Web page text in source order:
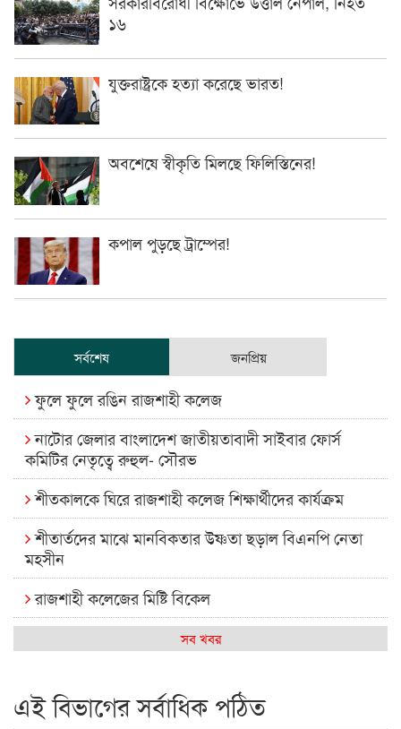
১৬
যুক্তরাষ্ট্রকে হত্যা করেছে ভারত!
অবশেষে স্বীকৃতি মিলছে ফিলিস্তিনের!
কপাল পুড়ছে ট্রাম্পের!
সর্বশেষ জনপ্রিয়
ফুলে ফুলে রঙিন রাজশাহী কলেজ
নাটোর জেলার বাংলাদেশ জাতীয়তাবাদী সাইবার ফোর্স
কমিটির নেতৃত্বে রুহুল- সৌরভ
শীতকালকে ঘিরে রাজশাহী কলেজ শিক্ষার্থীদের কার্যক্রম
শীতার্তদের মাঝে মানবিকতার উষ্ণতা ছড়াল বিএনপি নেতা
মহসীন
রাজশাহী কলেজের মিষ্টি বিকেল
কেমন আছে আমাদের দেশের মধ্যবিত্তরা
রাজশাইন একাডেমির ফল প্রকাশ ও পুরস্কার বিতরণ
সব খবর
এই বিভাগের সর্বাধিক পঠিত